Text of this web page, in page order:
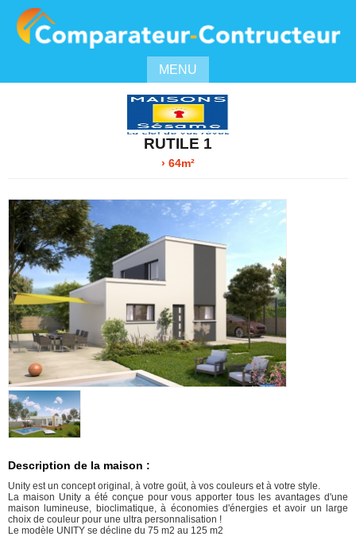
MENU
RUTILE 1
› 64m²
Description de la maison :
Unity est un concept original, à votre goüt, à vos couleurs et à votre style.
La maison Unity a été conçue pour vous apporter tous les avantages d'une
maison lumineuse, bioclimatique, à économies d'énergies et avoir un large
choix de couleur pour une ultra personnalisation !
Le modèle UNITY se décline du 75 m2 au 125 m2